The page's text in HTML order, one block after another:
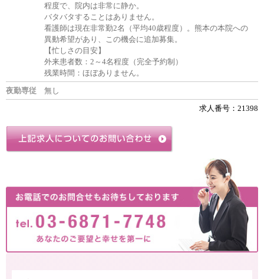
程度で、院内は非常に静か。
バタバタすることはありません。
看護師は現在非常勤2名（平均40歳程度）。熊本の本院への
異動希望があり、この機会に追加募集。
【忙しさの目安】
外来患者数：2～4名程度（完全予約制）
残業時間：ほぼありません。
夜勤専従
無し
求人番号：21398